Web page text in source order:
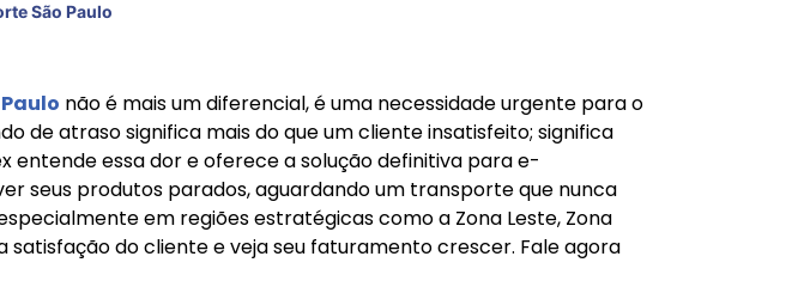
São Paulo
não é mais um diferencial, é uma necessidade urgente para o
de atraso significa mais do que um cliente insatisfeito; significa
entende essa dor e oferece a solução definitiva para e-
seus produtos parados, aguardando um transporte que nunca
em regiões estratégicas como a Zona Leste, Zona
satisfação do cliente e veja seu faturamento crescer. Fale agora